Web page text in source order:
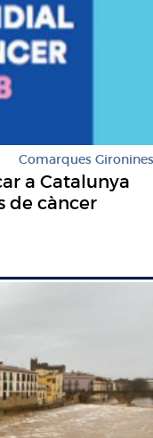
Comarques Gironines
a Catalunya
de càncer